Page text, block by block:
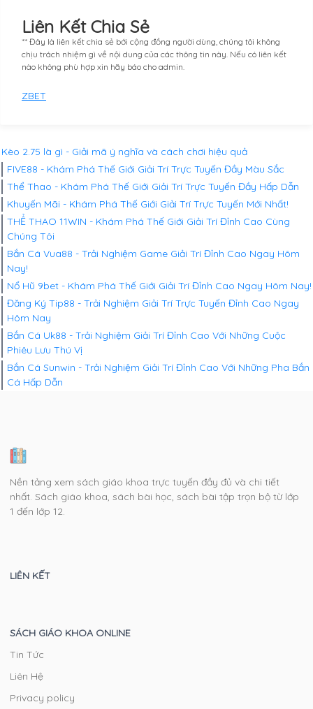
Liên Kết Chia Sẻ
** Đây là liên kết chia sẻ bới cộng đồng người dùng, chúng tôi không
chịu trách nhiệm gì về nội dung của các thông tin này. Nếu có liên kết
nào không phù hợp xin hãy báo cho admin.
ZBET
Kèo 2.75 là gì - Giải mã ý nghĩa và cách chơi hiệu quả
FIVE88 - Khám Phá Thế Giới Giải Trí Trực Tuyến Đầy Màu Sắc
Thể Thao - Khám Phá Thế Giới Giải Trí Trực Tuyến Đầy Hấp Dẫn
Khuyến Mãi - Khám Phá Thế Giới Giải Trí Trực Tuyến Mới Nhất!
THỂ THAO 11WIN - Khám Phá Thế Giới Giải Trí Đỉnh Cao Cùng
Chúng Tôi
Bắn Cá Vua88 - Trải Nghiệm Game Giải Trí Đỉnh Cao Ngay Hôm
Nay!
Nổ Hũ 9bet - Khám Phá Thế Giới Giải Trí Đỉnh Cao Ngay Hôm Nay!
Đăng Ký Tip88 - Trải Nghiệm Giải Trí Trực Tuyến Đỉnh Cao Ngay
Hôm Nay
Bắn Cá Uk88 - Trải Nghiệm Giải Trí Đỉnh Cao Với Những Cuộc
Phiêu Lưu Thú Vị
Bắn Cá Sunwin - Trải Nghiệm Giải Trí Đỉnh Cao Với Những Pha Bắn
Cá Hấp Dẫn
Nền tảng xem sách giáo khoa trực tuyến đầy đủ và chi tiết
nhất. Sách giáo khoa, sách bài học, sách bài tập trọn bộ từ lớp
1 đến lớp 12.
LIÊN KẾT
SÁCH GIÁO KHOA ONLINE
Tin Tức
Liên Hệ
Privacy policy